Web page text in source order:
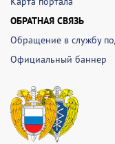
ОБРАТНАЯ СВЯЗЬ
Обращение в службу
Официальный баннер